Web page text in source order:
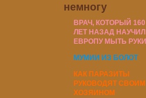
немногу
ВРАЧ, КОТОРЫЙ 160
ЛЕТ НАЗАД НАУЧИЛ
ЕВРОПУ МЫТЬ РУКИ
МУМИИ ИЗ БОЛОТ
КАК ПАРАЗИТЫ
РУКОВОДЯТ СВОИМ
ХОЗЯИНОМ